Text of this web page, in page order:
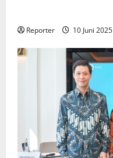
Reporter 10 Juni 2025